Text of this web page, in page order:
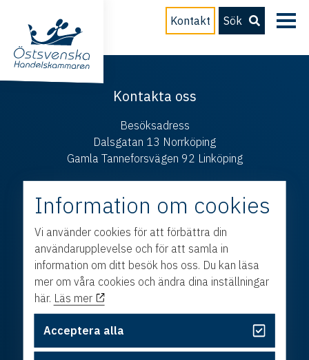
Kontakt Sök
Kontakta oss
Besöksadress
Dalsgatan 13 Norrköping
Gamla Tanneforsvägen 92 Linköping
Box 214 601 04 Norrköping
E-post
info@ostsvenskahandelskammaren.se
Telefon
Information om cookies
Vi använder cookies för att förbättra din
användarupplevelse och för att samla in
information om ditt besök hos oss. Du kan läsa
mer om våra cookies och ändra dina inställningar
här. Läs mer
Acceptera alla